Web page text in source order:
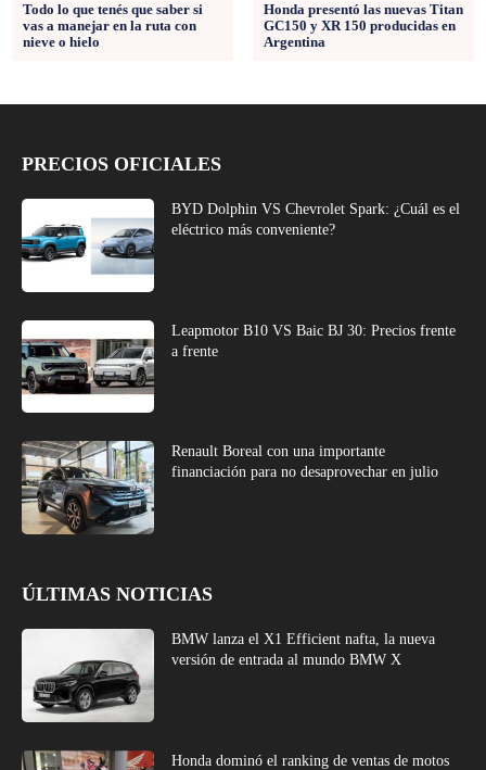
Todo lo que tenés que saber si
vas a manejar en la ruta con
nieve o hielo
Honda presentó las nuevas Titan
GC150 y XR 150 producidas en
Argentina
PRECIOS OFICIALES
BYD Dolphin VS Chevrolet Spark: ¿Cuál es el
eléctrico más conveniente?
Leapmotor B10 VS Baic BJ 30: Precios frente
a frente
Renault Boreal con una importante
financiación para no desaprovechar en julio
ÚLTIMAS NOTICIAS
BMW lanza el X1 Efficient nafta, la nueva
versión de entrada al mundo BMW X
Honda dominó el ranking de ventas de motos